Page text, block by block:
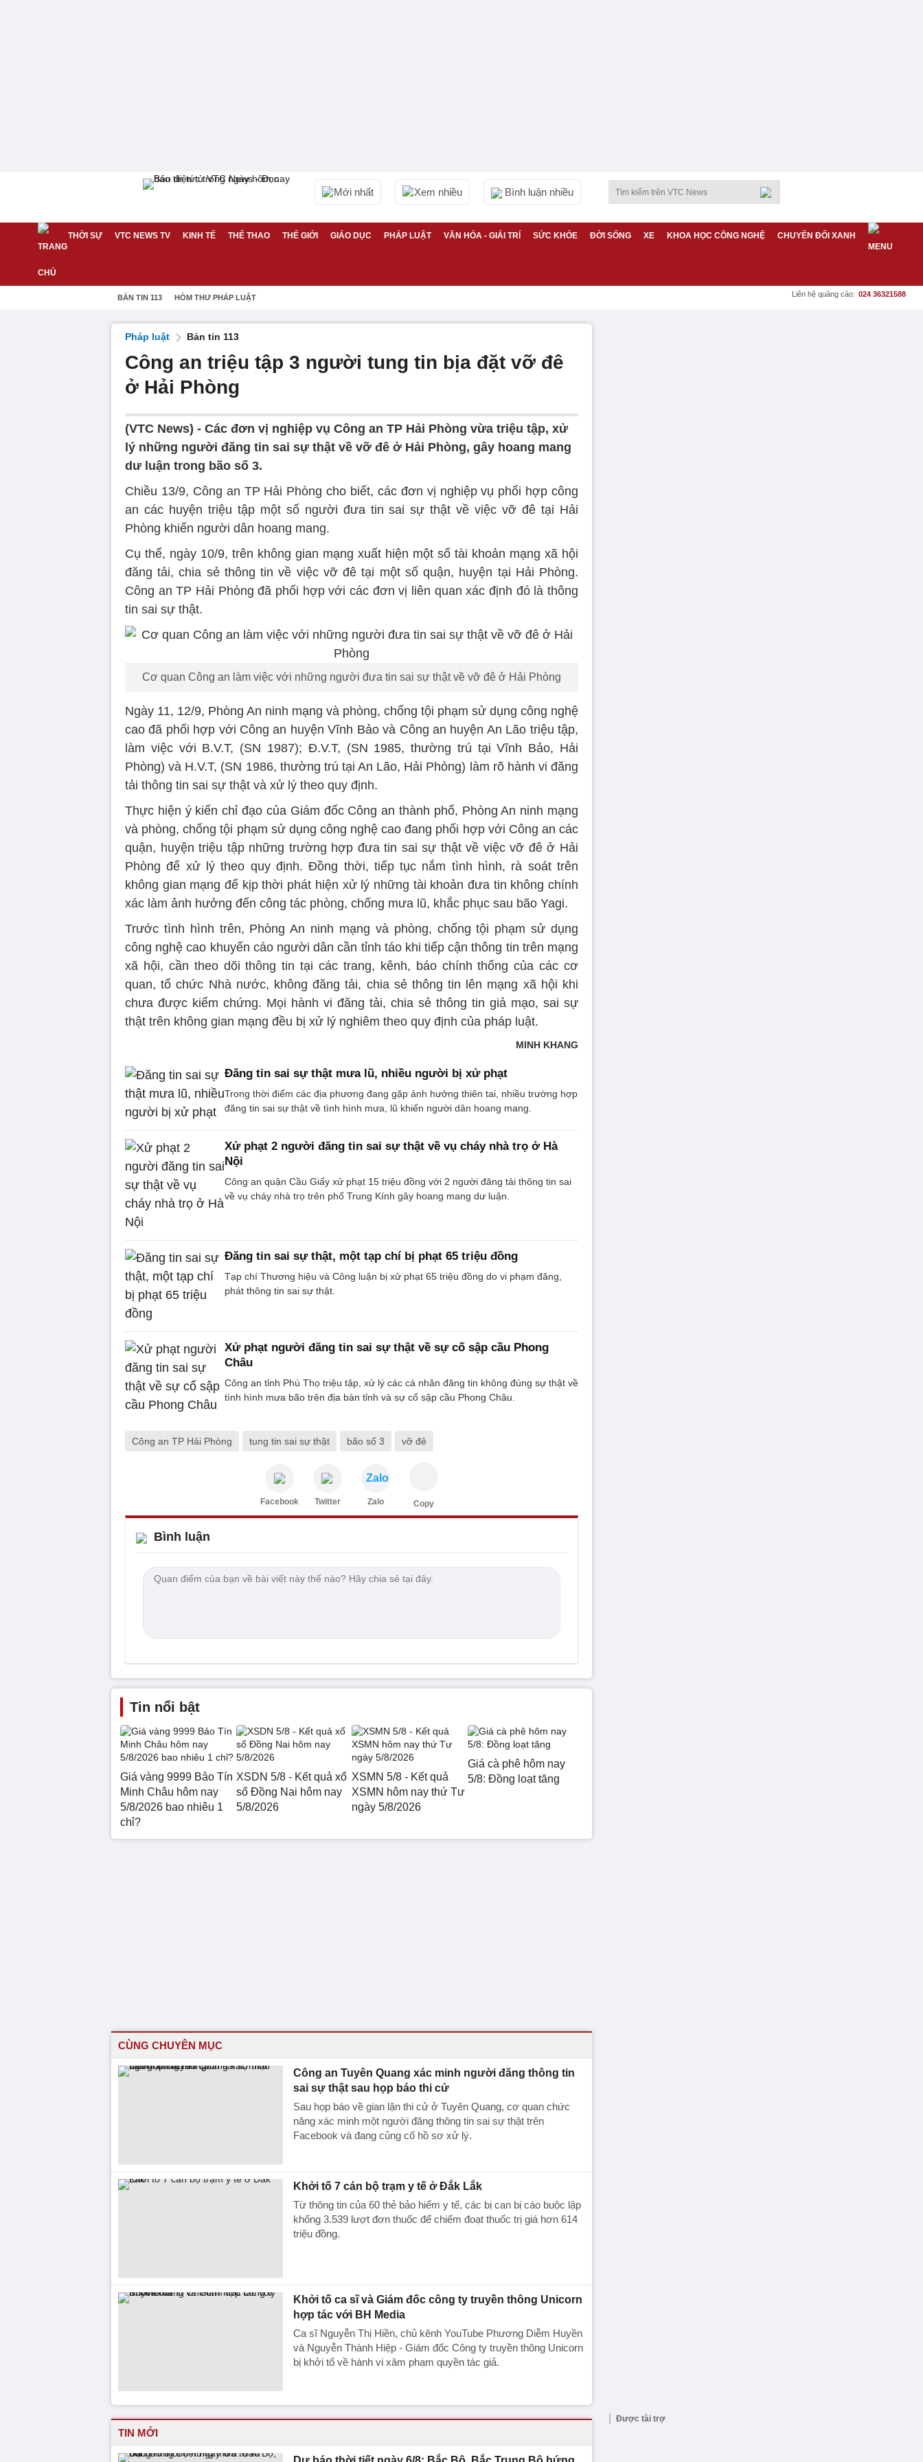
Mới nhất Xem nhiều Bình luận nhiều
THỜI SỰ VTC NEWS TV KINH TẾ THỂ THAO THẾ GIỚI GIÁO DỤC PHÁP LUẬT VĂN HÓA - GIẢI TRÍ SỨC KHỎE ĐỜI SỐNG XE KHOA HỌC CÔNG NGHỆ CHUYỂN ĐỔI XANH
BẢN TIN 113 HÒM THƯ PHÁP LUẬT Liên hệ quảng cáo: 024 36321588
Pháp luật Bản tin 113
Công an triệu tập 3 người tung tin bịa đặt vỡ đê
ở Hải Phòng
(VTC News) - Các đơn vị nghiệp vụ Công an TP Hải Phòng vừa triệu tập, xử
lý những người đăng tin sai sự thật về vỡ đê ở Hải Phòng, gây hoang mang
dư luận trong bão số 3.
Chiều 13/9, Công an TP Hải Phòng cho biết, các đơn vị nghiệp vụ phối hợp công
an các huyện triệu tập một số người đưa tin sai sự thật về việc vỡ đê tại Hải
Phòng khiến người dân hoang mang.
Cụ thể, ngày 10/9, trên không gian mạng xuất hiện một số tài khoản mạng xã hội
đăng tải, chia sẻ thông tin về việc vỡ đê tại một số quận, huyện tại Hải Phòng.
Công an TP Hải Phòng đã phối hợp với các đơn vị liên quan xác định đó là thông
tin sai sự thật.
Cơ quan Công an làm việc với những người đưa tin sai sự thật về vỡ đê ở Hải Phòng
Ngày 11, 12/9, Phòng An ninh mạng và phòng, chống tội phạm sử dụng công nghệ
cao đã phối hợp với Công an huyện Vĩnh Bảo và Công an huyện An Lão triệu tập,
làm việc với B.V.T, (SN 1987); Đ.V.T, (SN 1985, thường trú tại Vĩnh Bảo, Hải
Phòng) và H.V.T, (SN 1986, thường trú tại An Lão, Hải Phòng) làm rõ hành vi đăng
tải thông tin sai sự thật và xử lý theo quy định.
Thực hiện ý kiến chỉ đạo của Giám đốc Công an thành phố, Phòng An ninh mạng
và phòng, chống tội phạm sử dụng công nghệ cao đang phối hợp với Công an các
quận, huyện triệu tập những trường hợp đưa tin sai sự thật về việc vỡ đê ở Hải
Phòng để xử lý theo quy định. Đồng thời, tiếp tục nắm tình hình, rà soát trên
không gian mạng để kịp thời phát hiện xử lý những tài khoản đưa tin không chính
xác làm ảnh hưởng đến công tác phòng, chống mưa lũ, khắc phục sau bão Yagi.
Trước tình hình trên, Phòng An ninh mạng và phòng, chống tội phạm sử dụng
công nghệ cao khuyến cáo người dân cần tỉnh táo khi tiếp cận thông tin trên mạng
xã hội, cần theo dõi thông tin tại các trang, kênh, báo chính thống của các cơ
quan, tổ chức Nhà nước, không đăng tải, chia sẻ thông tin lên mạng xã hội khi
chưa được kiểm chứng. Mọi hành vi đăng tải, chia sẻ thông tin giả mạo, sai sự
thật trên không gian mạng đều bị xử lý nghiêm theo quy định của pháp luật.
MINH KHANG
Đăng tin sai sự thật mưa lũ, nhiều người bị xử phạt
Trong thời điểm các địa phương đang gặp ảnh hưởng thiên tai, nhiều trường hợp
đăng tin sai sự thật về tình hình mưa, lũ khiến người dân hoang mang.
Xử phạt 2 người đăng tin sai sự thật về vụ cháy nhà trọ ở Hà
Nội
Công an quận Cầu Giấy xử phạt 15 triệu đồng với 2 người đăng tải thông tin sai
về vụ cháy nhà trọ trên phố Trung Kính gây hoang mang dư luận.
Đăng tin sai sự thật, một tạp chí bị phạt 65 triệu đồng
Tạp chí Thương hiệu và Công luận bị xử phạt 65 triệu đồng do vi phạm đăng,
phát thông tin sai sự thật.
Xử phạt người đăng tin sai sự thật về sự cố sập cầu Phong
Châu
Công an tỉnh Phú Thọ triệu tập, xử lý các cá nhân đăng tin không đúng sự thật về
tình hình mưa bão trên địa bàn tỉnh và sự cố sập cầu Phong Châu.
Công an TP Hải Phòng tung tin sai sự thật bão số 3 vỡ đê
Facebook Twitter
Zalo
Zalo Copy
Bình luận
Tin nổi bật
Giá vàng 9999 Bảo Tín
Minh Châu hôm nay
5/8/2026 bao nhiêu 1
chỉ?
XSDN 5/8 - Kết quả xổ
số Đồng Nai hôm nay
5/8/2026
XSMN 5/8 - Kết quả
XSMN hôm nay thứ Tư
ngày 5/8/2026
Giá cà phê hôm nay
5/8: Đồng loạt tăng
CÙNG CHUYÊN MỤC
Công an Tuyên Quang xác minh người đăng thông tin
sai sự thật sau họp báo thi cử
Sau họp báo về gian lận thi cử ở Tuyên Quang, cơ quan chức
năng xác minh một người đăng thông tin sai sự thật trên
Facebook và đang củng cố hồ sơ xử lý.
Khởi tố 7 cán bộ trạm y tế ở Đắk Lắk
Từ thông tin của 60 thẻ bảo hiểm y tế, các bị can bị cáo buộc lập
khống 3.539 lượt đơn thuốc để chiếm đoạt thuốc trị giá hơn 614
triệu đồng.
Khởi tố ca sĩ và Giám đốc công ty truyền thông Unicorn
hợp tác với BH Media
Ca sĩ Nguyễn Thị Hiền, chủ kênh YouTube Phương Diễm Huyền
và Nguyễn Thành Hiệp - Giám đốc Công ty truyền thông Unicorn
bị khởi tố về hành vi xâm phạm quyền tác giả.
TIN MỚI
Được tài trợ